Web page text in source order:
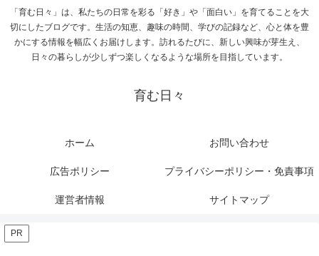
「育む日々」は、私たちの日常を彩る「好き」や「面白い」を育てることを大
切にしたブログです。生活の知恵、趣味の時間、学びの記録など、心と体を豊
かにする情報を幅広くお届けします。訪れるたびに、新しい興味が芽生え、
日々の暮らしが少しずつ楽しくなるような場所を目指しています。
育む日々
ホーム お問い合わせ
広告ポリシー プライバシーポリシー・免責事項
運営者情報 サイトマップ
PR